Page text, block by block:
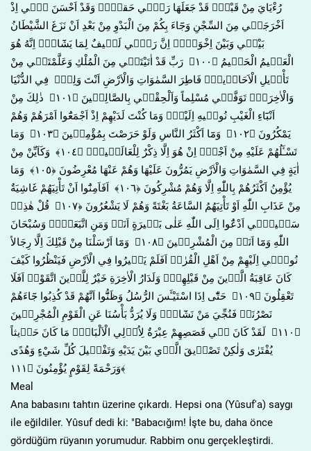
رُءْيَايَ مِنْ قَبْلُۘ قَدْ جَعَلَهَا رَبّ۪ي حَقاًّۜ وَقَدْ اَحْسَنَ ب۪ٓي اِذْ
اَخْرَجَن۪ي مِنَ السِّجْنِ وَجَٓاءَ بِكُمْ مِنَ الْبَدْوِ مِنْ بَعْدِ اَنْ نَزَغَ الشَّيْطَانُ
بَيْن۪ي وَبَيْنَ اِخْوَت۪يۜ اِنَّ رَبّ۪ي لَط۪يفٌ لِمَا يَشَٓاءُۜ اِنَّهُ هُوَ
الْعَل۪يمُ الْحَك۪يمُ ﴿١٠٠﴾ رَبِّ قَدْ اٰتَيْتَن۪ي مِنَ الْمُلْكِ وَعَلَّمْتَن۪ي مِنْ
تَأْو۪يلِ الْاَحَاد۪يثِۚ فَاطِرَ السَّمٰوَاتِ وَالْاَرْضِ اَنْتَ وَلِيّ۪ فِي الدُّنْيَا
وَالْاٰخِرَةِۚ تَوَفَّن۪ي مُسْلِماً وَاَلْحِقْن۪ي بِالصَّالِح۪ينَ ﴿١٠١﴾ ذٰلِكَ مِنْ
اَنْبَٓاءِ الْغَيْبِ نُوح۪يهِ اِلَيْكَۚ وَمَا كُنْتَ لَدَيْهِمْ اِذْ اَجْمَعُٓوا اَمْرَهُمْ وَهُمْ
يَمْكُرُونَ ﴿١٠٢﴾ وَمَٓا اَكْثَرُ النَّاسِ وَلَوْ حَرَصْتَ بِمُؤْمِن۪ينَ ﴿١٠٣﴾ وَمَا
تَسْـَٔلُهُمْ عَلَيْهِ مِنْ اَجْرٍۜ اِنْ هُوَ اِلَّا ذِكْرٌ لِلْعَالَم۪ينَ۟ ﴿١٠٤﴾ وَكَاَيِّنْ مِنْ
اٰيَةٍ فِي السَّمٰوَاتِ وَالْاَرْضِ يَمُرُّونَ عَلَيْهَا وَهُمْ عَنْهَا مُعْرِضُونَ ﴿١٠٥﴾ وَمَا
يُؤْمِنُ اَكْثَرُهُمْ بِاللّٰهِ اِلَّا وَهُمْ مُشْرِكُونَ ﴿١٠٦﴾ اَفَاَمِنُٓوا اَنْ تَأْتِيَهُمْ غَاشِيَةٌ
مِنْ عَذَابِ اللّٰهِ اَوْ تَأْتِيَهُمُ السَّاعَةُ بَغْتَةً وَهُمْ لَا يَشْعُرُونَ ﴿١٠٧﴾ قُلْ هٰذِه۪
سَب۪يل۪ٓي اَدْعُٓوا اِلَى اللّٰهِ عَلٰى بَص۪يرَةٍ اَنَا۬ وَمَنِ اتَّبَعَن۪يۜ وَسُبْحَانَ
اللّٰهِ وَمَٓا اَنَا۬ مِنَ الْمُشْرِك۪ينَ ﴿١٠٨﴾ وَمَٓا اَرْسَلْنَا مِنْ قَبْلِكَ اِلَّا رِجَالاً
نُوح۪ٓي اِلَيْهِمْ مِنْ اَهْلِ الْقُرٰىۜ اَفَلَمْ يَس۪يرُوا فِي الْاَرْضِ فَيَنْظُرُوا كَيْفَ
كَانَ عَاقِبَةُ الَّذ۪ينَ مِنْ قَبْلِهِمْۜ وَلَدَارُ الْاٰخِرَةِ خَيْرٌ لِلَّذ۪ينَ اتَّقَوْاۜ اَفَلَا
تَعْقِلُونَ ﴿١٠٩﴾ حَتّٰٓى اِذَا اسْتَيْـَٔسَ الرُّسُلُ وَظَنُّٓوا اَنَّهُمْ قَدْ كُذِبُوا جَٓاءَهُمْ
نَصْرُنَاۙ فَنُجِّيَ مَنْ نَشَٓاءُۜ وَلَا يُرَدُّ بَأْسُنَا عَنِ الْقَوْمِ الْمُجْرِم۪ينَ
﴿١١٠﴾ لَقَدْ كَانَ ف۪ي قَصَصِهِمْ عِبْرَةٌ لِاُو۬لِي الْاَلْبَابِۜ مَا كَانَ حَد۪يثاً
يُفْتَرٰى وَلٰكِنْ تَصْد۪يقَ الَّذ۪ي بَيْنَ يَدَيْهِ وَتَفْص۪يلَ كُلِّ شَيْءٍ وَهُدًى
وَرَحْمَةً لِقَوْمٍ يُؤْمِنُونَ ﴿١١١﴾
Meal
Ana babasını tahtın üzerine çıkardı. Hepsi ona (Yûsuf'a) saygı
ile eğildiler. Yûsuf dedi ki: "Babacığım! İşte bu, daha önce
gördüğüm rüyanın yorumudur. Rabbim onu gerçekleştirdi.